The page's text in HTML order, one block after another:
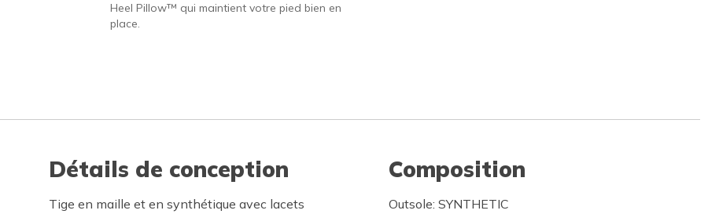
Heel Pillow™ qui maintient votre pied bien en
place.
Détails de conception
Tige en maille et en synthétique avec lacets
Composition
Outsole: SYNTHETIC